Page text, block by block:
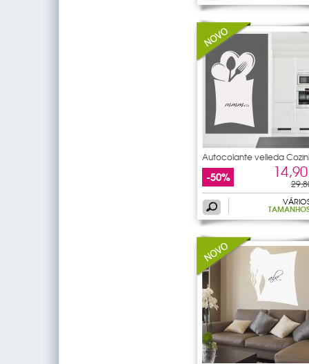
Autocolante velleda
-50%